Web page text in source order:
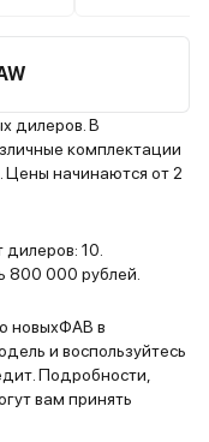
В
далеко, да
шестой
уверенно,
легко.
на 100 км
настройка
она
трассе
повороты
плюсов
дилеров. В
комплектации
Цены начинаются от 2
10.
800 000 рублей.
новыхФАВ в
и воспользуйтесь
Подробности,
вам принять